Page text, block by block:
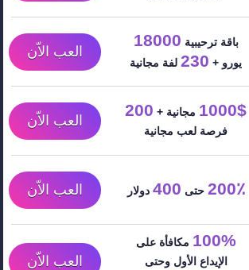
باقة ترحيبية 18000
يورو + 230لفة مجانية
العب الاّن
1000$ مجانية + 200
فرصة لعب مجانية
العب الاّن
200٪حتى 400دولار العب الاّن
100% مكافأة على
الإيداع الأول وحتى
العب الاّن